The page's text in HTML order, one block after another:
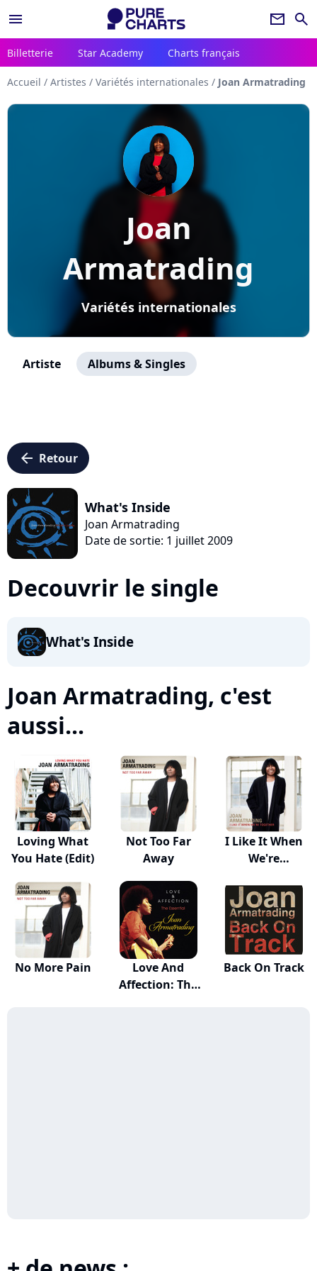
menu newsletter search
Billetterie Star Academy Charts français
Accueil / Artistes / Variétés internationales / Joan Armatrading
Joan
Armatrading
Variétés internationales
Artiste Albums & Singles
arrow_left Retour
What's Inside
Joan Armatrading
Date de sortie: 1 juillet 2009
Decouvrir le single
What's Inside
Joan Armatrading, c'est
aussi...
Loving What
You Hate (Edit)
Not Too Far
Away
I Like It When
We're
No More Pain
Love And
Affection: The
Back On Track